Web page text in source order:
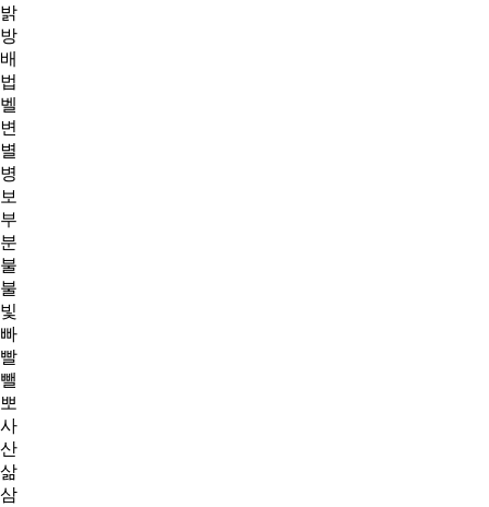
밝
방
배
법
벨
변
별
병
보
부
분
불
불
빛
빠
빨
뺄
뽀
사
산
삶
삼